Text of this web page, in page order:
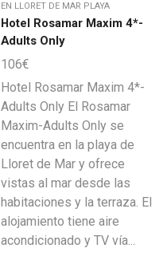
EN LLORET DE MAR PLAYA
Hotel Rosamar Maxim 4*-
Adults Only
106€
Hotel Rosamar Maxim 4*-
Adults Only El Rosamar
Maxim-Adults Only se
encuentra en la playa de
Lloret de Mar y ofrece
vistas al mar desde las
habitaciones y la terraza. El
alojamiento tiene aire
acondicionado y TV vía...